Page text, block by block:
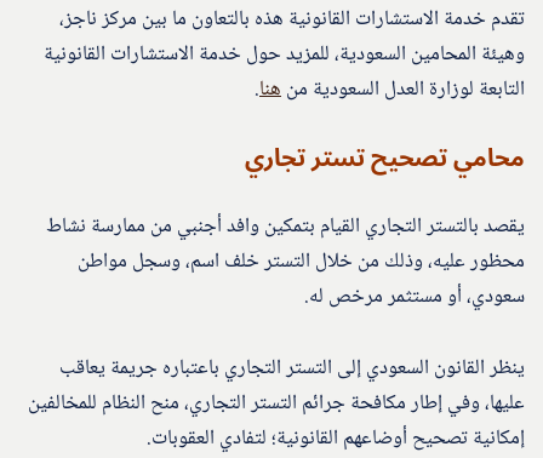
تقدم خدمة الاستشارات القانونية هذه بالتعاون ما بين مركز ناجز،
وهيئة المحامين السعودية، للمزيد حول خدمة الاستشارات القانونية
التابعة لوزارة العدل السعودية منهنا.
محامي تصحيح تستر تجاري
يقصد بالتستر التجاري القيام بتمكين وافد أجنبي من ممارسة نشاط
محظور عليه، وذلك من خلال التستر خلف اسم، وسجل مواطن
سعودي، أو مستثمر مرخص له.
ينظر القانون السعودي إلى التستر التجاري باعتباره جريمة يعاقب
عليها، وفي إطار مكافحة جرائم التستر التجاري، منح النظام للمخالفين
إمكانية تصحيح أوضاعهم القانونية؛ لتفادي العقوبات.